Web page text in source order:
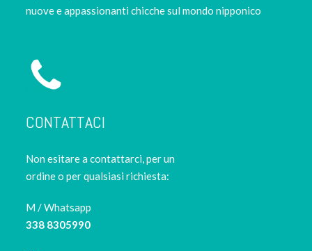
nuove e appassionanti chicche sul mondo nipponico
CONTATTACI
Non esitare a contattarci, per un
ordine o per qualsiasi richiesta:
M / Whatsapp
338 8305990